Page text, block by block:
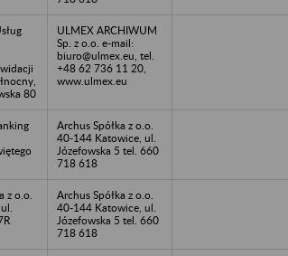
80
ULMEX ARCHIWUM
Sp. z o.o. e-mail:
biuro@ulmex.eu, tel.
+48 62 736 11 20,
www.ulmex.eu
Archus Spółka z o.o.
40-144 Katowice, ul.
Józefowska 5 tel. 660
718 618
z o.o.
Archus Spółka z o.o.
40-144 Katowice, ul.
Józefowska 5 tel. 660
718 618